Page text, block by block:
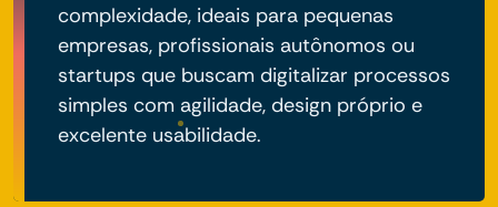
complexidade, ideais para pequenas
empresas, profissionais autônomos ou
startups que buscam digitalizar processos
simples com agilidade, design próprio e
excelente usabilidade.